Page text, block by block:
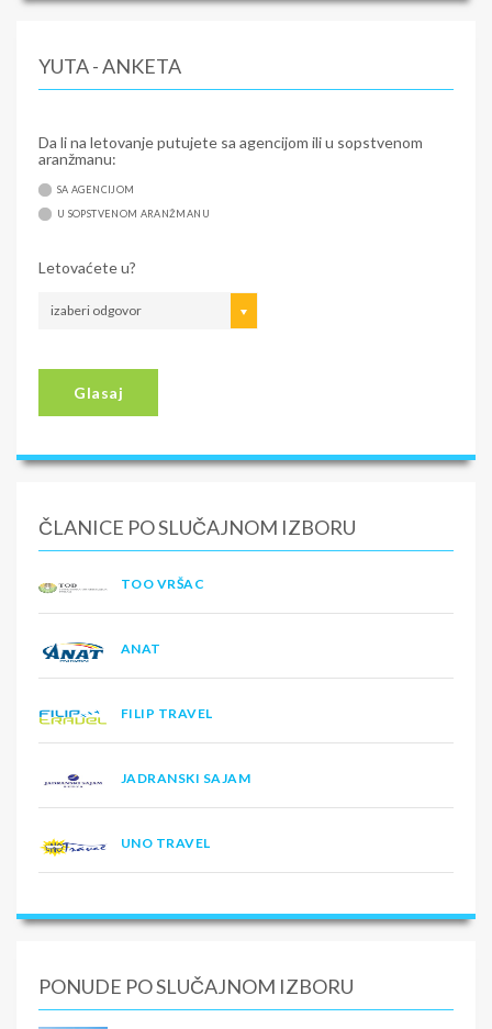
YUTA - ANKETA
Da li na letovanje putujete sa agencijom ili u sopstvenom
aranžmanu:
SA AGENCIJOM
U SOPSTVENOM ARANŽMANU
Letovaćete u?
izaberi odgovor
Glasaj
ČLANICE PO SLUČAJNOM IZBORU
TOO VRŠAC
ANAT
FILIP TRAVEL
JADRANSKI SAJAM
UNO TRAVEL
PONUDE PO SLUČAJNOM IZBORU